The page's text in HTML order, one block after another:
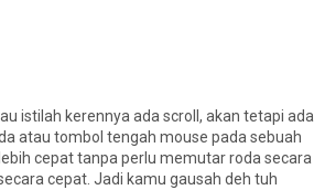
istilah kerennya ada scroll, akan tetapi ada
atau tombol tengah mouse pada sebuah
cepat tanpa perlu memutar roda secara
cepat. Jadi kamu gausah deh tuh